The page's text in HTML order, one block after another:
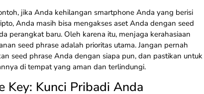
jika Anda kehilangan smartphone Anda yang berisi
Anda masih bisa mengakses aset Anda dengan seed
perangkat baru. Oleh karena itu, menjaga kerahasiaan
seed phrase adalah prioritas utama. Jangan pernah
seed phrase Anda dengan siapa pun, dan pastikan untuk
di tempat yang aman dan terlindungi.
Key: Kunci Pribadi Anda